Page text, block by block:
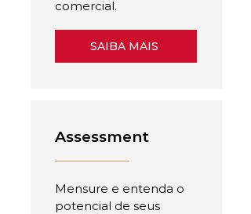
comercial.
SAIBA MAIS
Assessment
Mensure e entenda o
potencial de seus